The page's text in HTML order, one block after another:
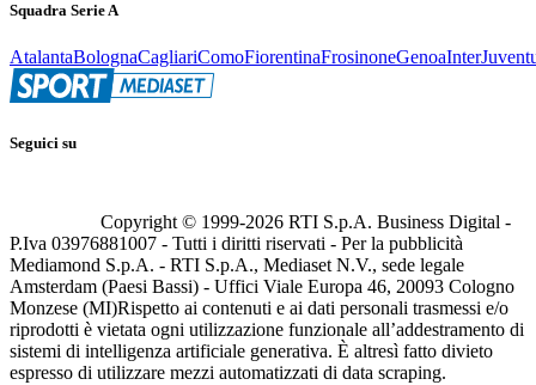
Squadra Serie A
AtalantaBolognaCagliariComoFiorentinaFrosinoneGenoaInter
Seguici su
Copyright © 1999-2026 RTI S.p.A. Business Digital -
P.Iva 03976881007 - Tutti i diritti riservati - Per la pubblicità
Mediamond S.p.A. - RTI S.p.A., Mediaset N.V., sede legale
Amsterdam (Paesi Bassi) - Uffici Viale Europa 46, 20093 Cologno
Monzese (MI)Rispetto ai contenuti e ai dati personali trasmessi e/o
riprodotti è vietata ogni utilizzazione funzionale all’addestramento di
sistemi di intelligenza artificiale generativa. È altresì fatto divieto
espresso di utilizzare mezzi automatizzati di data scraping.